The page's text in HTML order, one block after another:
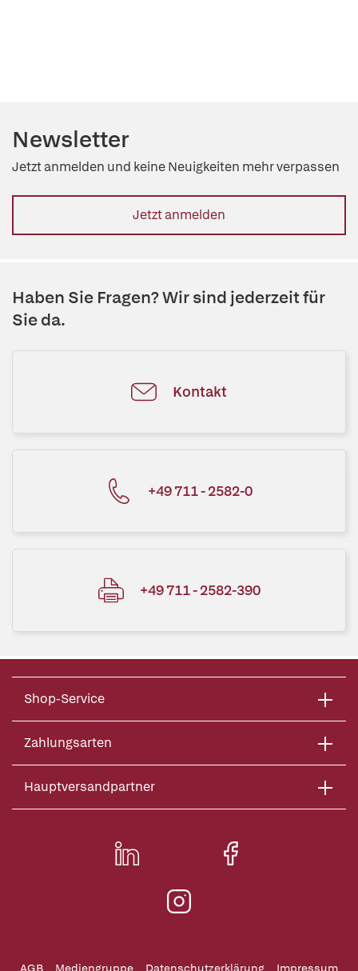
Newsletter
Jetzt anmelden und keine Neuigkeiten mehr verpassen
Jetzt anmelden
Haben Sie Fragen? Wir sind jederzeit für
Sie da.
Kontakt
+49 711 - 2582-0
+49 711 - 2582-390
Shop-Service
Zahlungsarten
Hauptversandpartner
AGB Mediengruppe Datenschutzerklärung Impressum